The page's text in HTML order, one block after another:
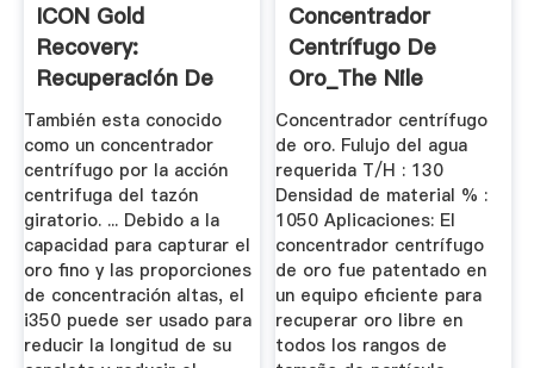
ICON Gold
Recovery:
Recuperación De
Oro,
Concentradores ...
También esta conocido
como un concentrador
centrífugo por la acción
centrifuga del tazón
giratorio. ... Debido a la
capacidad para capturar el
oro fino y las proporciones
de concentración altas, el
i350 puede ser usado para
reducir la longitud de su
Concentrador
Centrífugo De
Oro_The Nile
Machinery Co., Ltd
Concentrador centrífugo
de oro. Fulujo del agua
requerida T/H : 130
Densidad de material % :
1050 Aplicaciones: El
concentrador centrífugo
de oro fue patentado en
un equipo eficiente para
recuperar oro libre en
todos los rangos de